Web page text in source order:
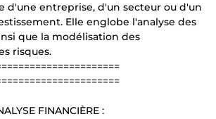
d'une entreprise, d'un secteur ou d'un
Elle englobe l'analyse des
que la modélisation des
risques.
FINANCIÈRE :